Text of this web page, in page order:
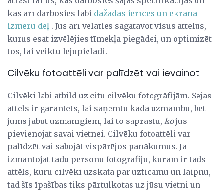
kas arī darbosies labi dažādās ierīcēs un ekrāna
izmēru dēļ . Jūs arī vēlaties sagatavot visus attēlus,
kurus esat izvēlējies tīmekļa piegādei, un optimizēt
tos, lai veiktu lejupielādi.
Cilvēku fotoattēli var palīdzēt vai ievainot
Cilvēki labi atbild uz citu cilvēku fotogrāfijām. Sejas
attēls ir garantēts, lai saņemtu kāda uzmanību, bet
jums jābūt uzmanīgiem, lai to saprastu, kojūs
pievienojat savai vietnei. Cilvēku fotoattēli var
palīdzēt vai sabojāt vispārējos panākumus. Ja
izmantojat tādu personu fotogrāfiju, kuram ir tāds
attēls, kuru cilvēki uzskata par uzticamu un laipnu,
tad šīs īpašības tiks pārtulkotas uz jūsu vietni un